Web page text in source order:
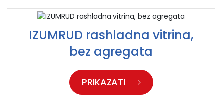
IZUMRUD rashladna vitrina,
bez agregata
PRIKAZATI